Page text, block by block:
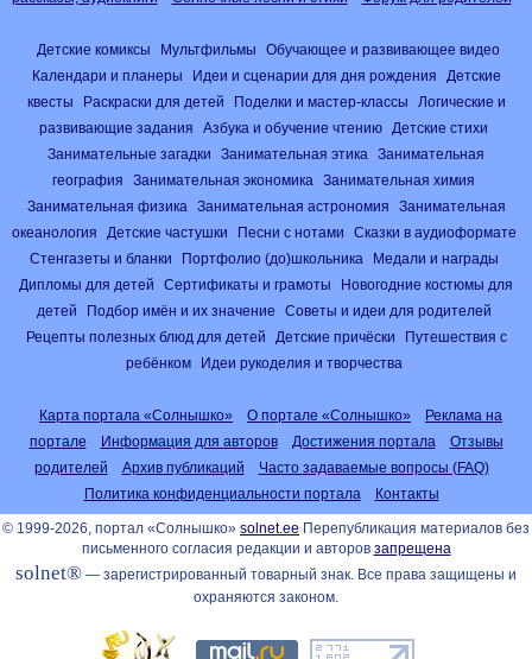
Детские комиксы Мультфильмы
Обучающее и развивающее видео
Календари и планеры
Идеи и сценарии для дня рождения
Детские
квесты
Раскраски для детей Поделки и мастер-классы
Логические и
развивающие задания
Азбука и обучение чтению
Детские стихи
Занимательные загадки
Занимательная этика
Занимательная
география
Занимательная экономика
Занимательная химия
Занимательная физика
Занимательная астрономия
Занимательная
океанология
Детские частушки Песни с нотами
Сказки в аудиоформате
Стенгазеты и бланки
Портфолио (до)школьника
Медали и награды
Дипломы для детей
Сертификаты и грамоты
Новогодние костюмы для
детей
Подбор имён и их значение
Советы и идеи для родителей
Рецепты полезных блюд для детей
Детские причёски
Путешествия с
ребёнком
Идеи рукоделия и творчества
Карта портала «Солнышко» О портале «Солнышко»
Реклама на
портале
Информация для авторов Достижения портала
Отзывы
родителей
Архив публикаций
Часто задаваемые вопросы (FAQ)
Политика конфиденциальности портала
Контакты
© 1999-2026, портал «Солнышко» solnet.ee Перепубликация материалов без
письменного согласия редакции и авторов запрещена
solnet® — зарегистрированный товарный знак. Все права защищены и
охраняются законом.